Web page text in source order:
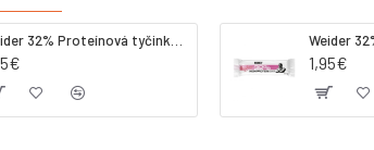
Weider 32% Proteínová tyčinka - kokos, 60 g
1,95€